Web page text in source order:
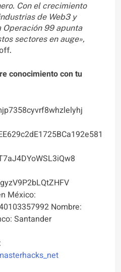
Con el crecimiento
de Web3 y
99 apunta
sectores en auge»,
conocimiento con tu
México:
Nombre:
Santander